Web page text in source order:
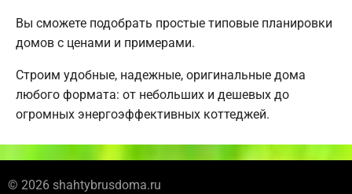
Вы сможете подобрать простые типовые планировки
домов с ценами и примерами.
Строим удобные, надежные, оригинальные дома
любого формата: от небольших и дешевых до
огромных энергоэффективных коттеджей.
© 2026 shahtybrusdoma.ru